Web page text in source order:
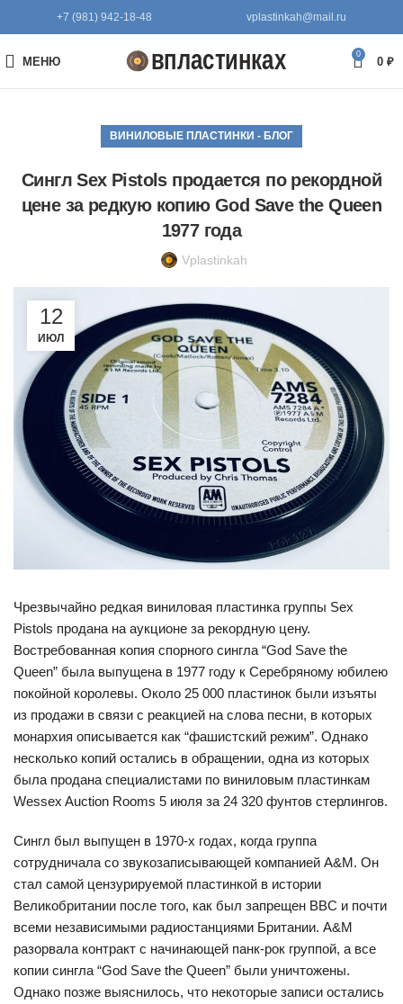
+7 (981) 942-18-48 vplastinkah@mail.ru
МЕНЮ
0
0 ₽
ВИНИЛОВЫЕ ПЛАСТИНКИ - БЛОГ
Сингл Sex Pistols продается по рекордной
цене за редкую копию God Save the Queen
1977 года
Vplastinkah
12
ИЮЛ
Чрезвычайно редкая виниловая пластинка группы Sex
Pistols продана на аукционе за рекордную цену.
Востребованная копия спорного сингла “God Save the
Queen” была выпущена в 1977 году к Серебряному юбилею
покойной королевы. Около 25 000 пластинок были изъяты
из продажи в связи с реакцией на слова песни, в которых
монархия описывается как “фашистский режим”. Однако
несколько копий остались в обращении, одна из которых
была продана специалистами по виниловым пластинкам
Wessex Auction Rooms 5 июля за 24 320 фунтов стерлингов.
Сингл был выпущен в 1970-х годах, когда группа
сотрудничала со звукозаписывающей компанией A&M. Он
стал самой цензурируемой пластинкой в истории
Великобритании после того, как был запрещен BBC и почти
всеми независимыми радиостанциями Британии. A&M
разорвала контракт с начинающей панк-рок группой, а все
копии сингла “God Save the Queen” были уничтожены.
Однако позже выяснилось, что некоторые записи остались